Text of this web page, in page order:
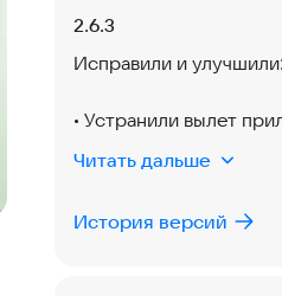
Версия:
2.6.3
Исправили и улучшили:
• Устранили вылет
подписки
• Исправили вылет на
• Ответы ИИ-агронома
Читать дальше
История версий